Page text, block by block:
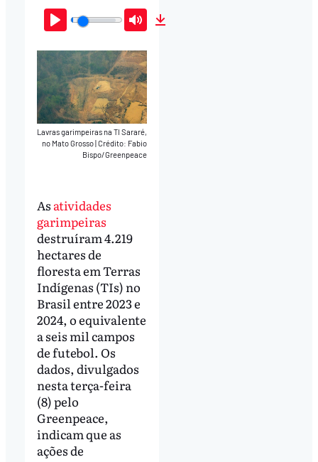
Play Mute
Lavras garimpeiras na TI Sararé,
no Mato Grosso Crédito: Fabio
Bispo/Greenpeace
As atividades
garimpeiras
destruíram 4.219
hectares de
floresta em Terras
Indígenas (TIs) no
Brasil entre 2023 e
2024, o equivalente
a seis mil campos
de futebol. Os
dados, divulgados
nesta terça-feira
(8) pelo
Greenpeace,
indicam que as
ações de